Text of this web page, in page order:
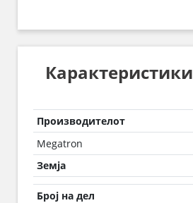
Карактеристики
Производителот
Megatron
Земја
Број на дел